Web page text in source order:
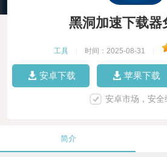
黑洞加速下载器
工具 时间：2025-08-31
安卓下载 苹果下载
安卓市场，安全
简介